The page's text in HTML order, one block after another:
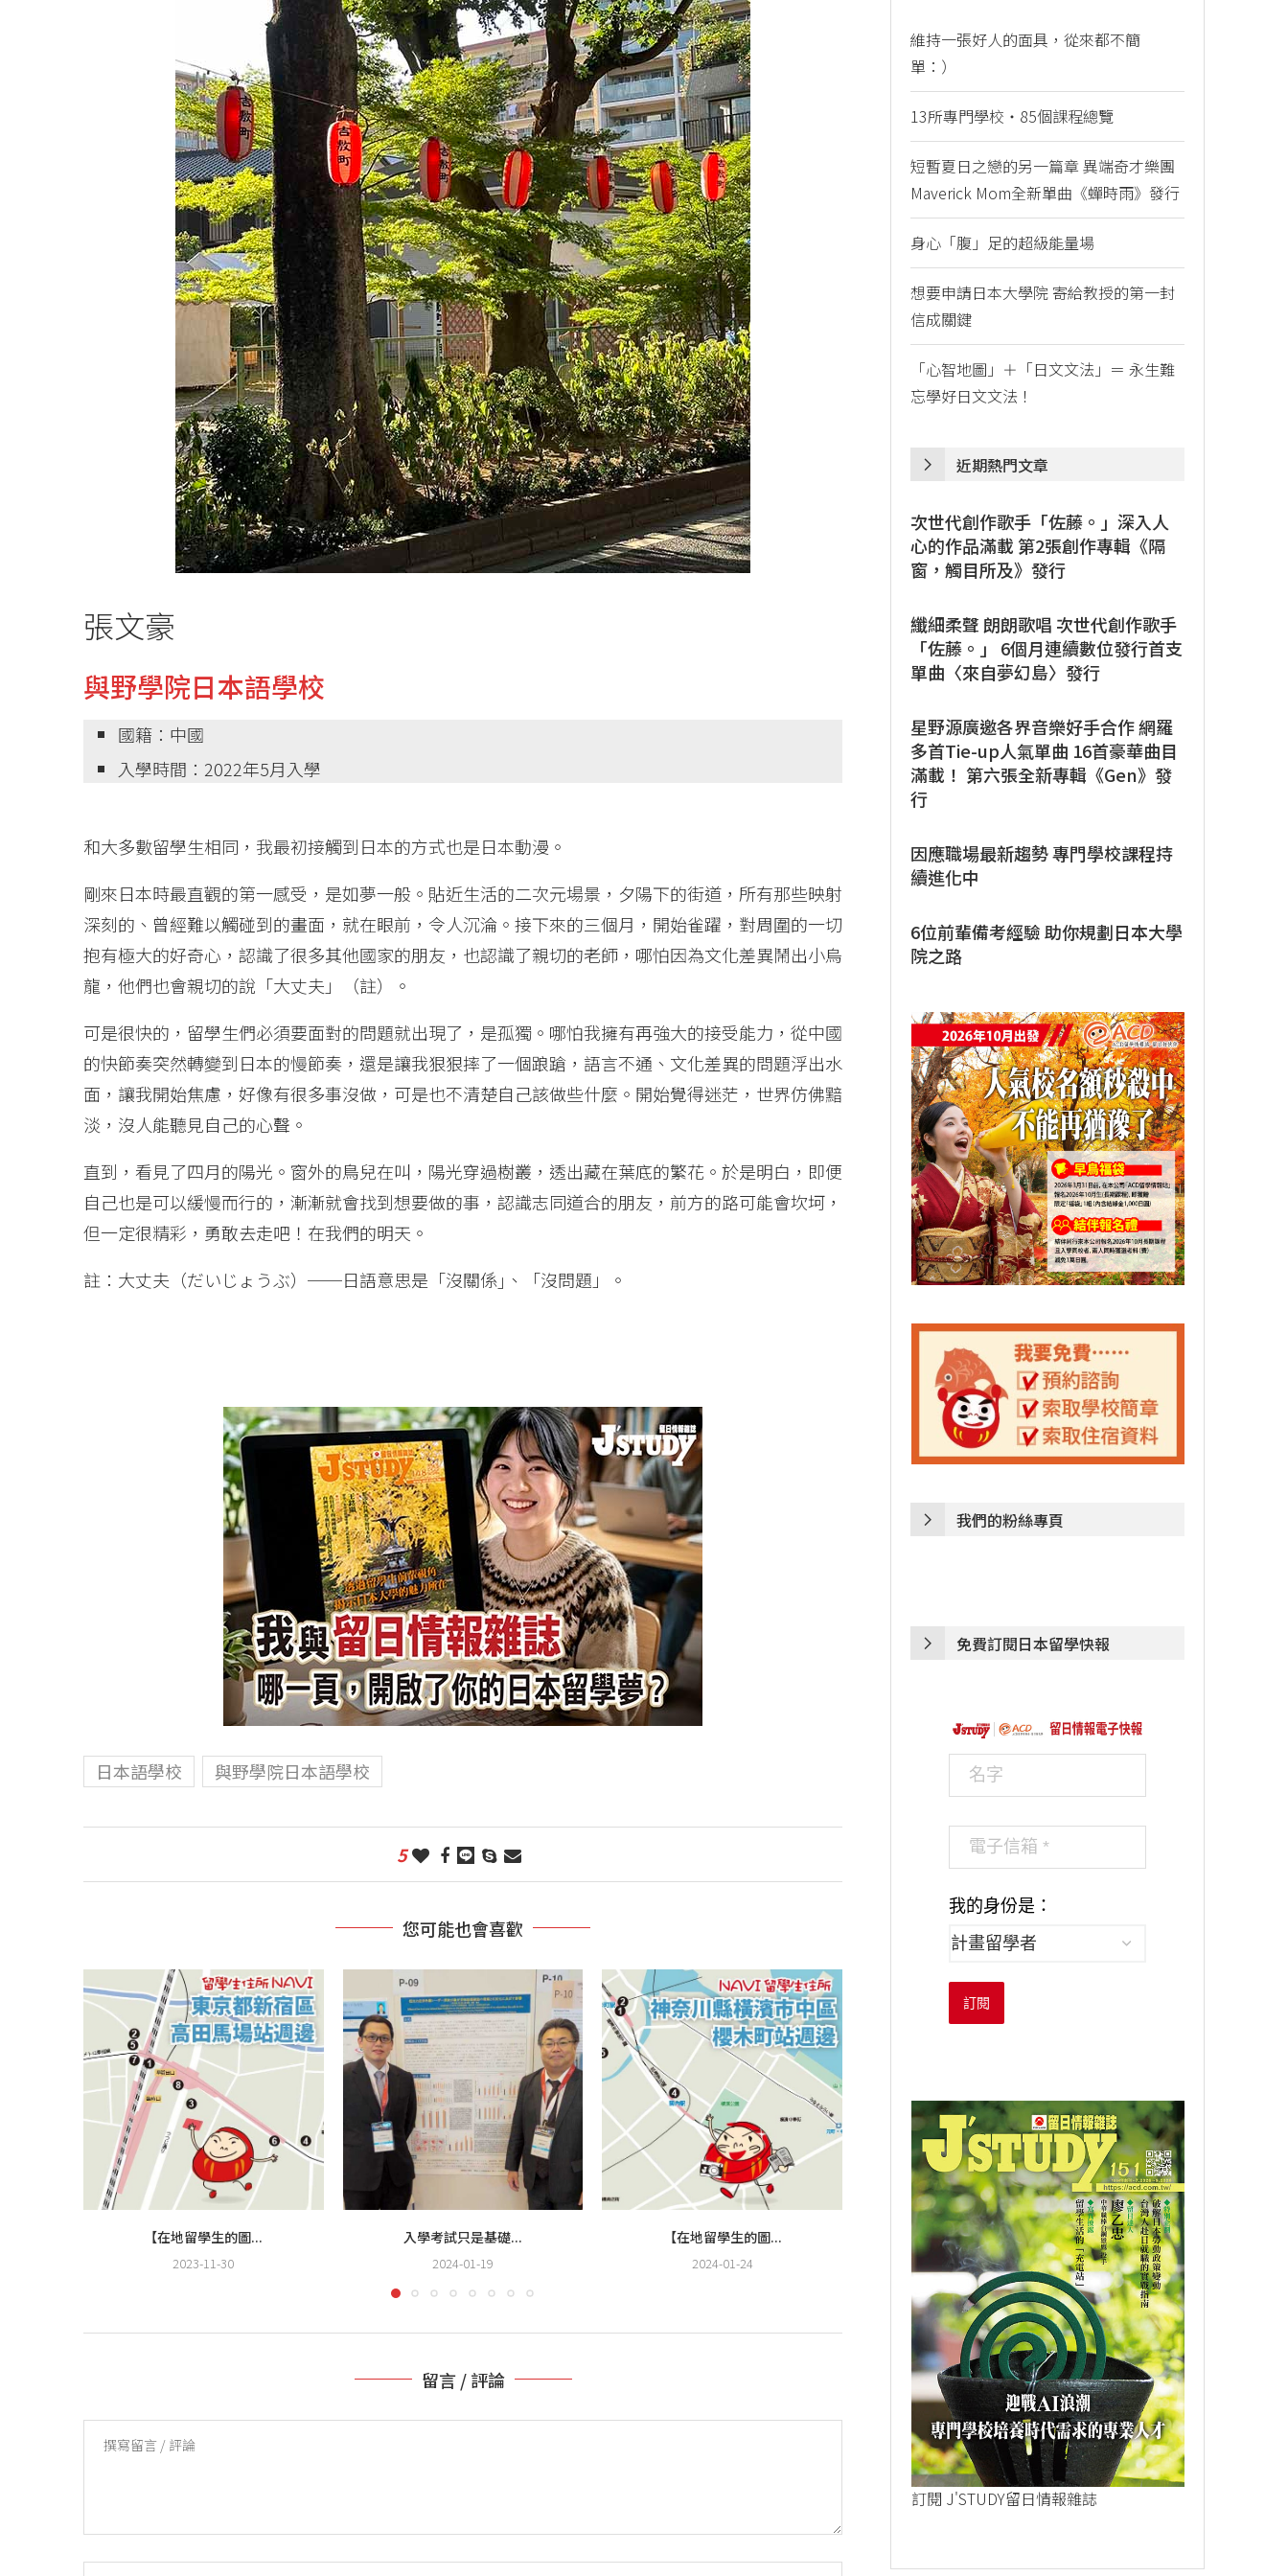
張文豪
與野學院日本語學校
國籍：中國
入學時間：2022年5月入學
和大多數留學生相同，我最初接觸到日本的方式也是日本動漫。
剛來日本時最直觀的第一感受，是如夢一般。貼近生活的二次元場景，夕陽下的街道，所有那些映射
深刻的、曾經難以觸碰到的畫面，就在眼前，令人沉淪。接下來的三個月，開始雀躍，對周圍的一切
抱有極大的好奇心，認識了很多其他國家的朋友，也認識了親切的老師，哪怕因為文化差異鬧出小烏
龍，他們也會親切的說「大丈夫」（註）。
可是很快的，留學生們必須要面對的問題就出現了，是孤獨。哪怕我擁有再強大的接受能力，從中國
的快節奏突然轉變到日本的慢節奏，還是讓我狠狠摔了一個踉蹌，語言不通、文化差異的問題浮出水
面，讓我開始焦慮，好像有很多事沒做，可是也不清楚自己該做些什麼。開始覺得迷茫，世界仿佛黯
淡，沒人能聽見自己的心聲。
直到，看見了四月的陽光。窗外的鳥兒在叫，陽光穿過樹叢，透出藏在葉底的繁花。於是明白，即便
自己也是可以緩慢而行的，漸漸就會找到想要做的事，認識志同道合的朋友，前方的路可能會坎坷，
但一定很精彩，勇敢去走吧！在我們的明天。
註：大丈夫（だいじょうぶ）──日語意思是「沒關係｣、「沒問題」。
日本語學校 與野學院日本語學校
5
您可能也會喜歡
【在地留學生的圖...
2023-11-30
入學考試只是基礎...
2024-01-19
【在地留學生的圖...
2024-01-24
在語言學校重新打...
2023-11-21
留言 / 評論
維持一張好人的面具，從來都不簡
單：）
13所專門學校・85個課程總覽
短暫夏日之戀的另一篇章 異端奇才樂團
Maverick Mom全新單曲《蟬時雨》發行
身心「腹」足的超級能量場
想要申請日本大學院 寄給教授的第一封
信成關鍵
「心智地圖」＋「日文文法」＝ 永生難
忘學好日文文法！
近期熱門文章
次世代創作歌手「佐藤。」深入人
心的作品滿載 第2張創作專輯《隔
窗，觸目所及》發行
纖細柔聲 朗朗歌唱 次世代創作歌手
「佐藤。」 6個月連續數位發行首支
單曲〈來自夢幻島〉發行
星野源廣邀各界音樂好手合作 網羅
多首Tie-up人氣單曲 16首豪華曲目
滿載！ 第六張全新專輯《Gen》發
行
因應職場最新趨勢 專門學校課程持
續進化中
6位前輩備考經驗 助你規劃日本大學
院之路
我們的粉絲專頁
免費訂閱日本留學快報
我的身份是：
訂閱
訂閱 J'STUDY留日情報雜誌